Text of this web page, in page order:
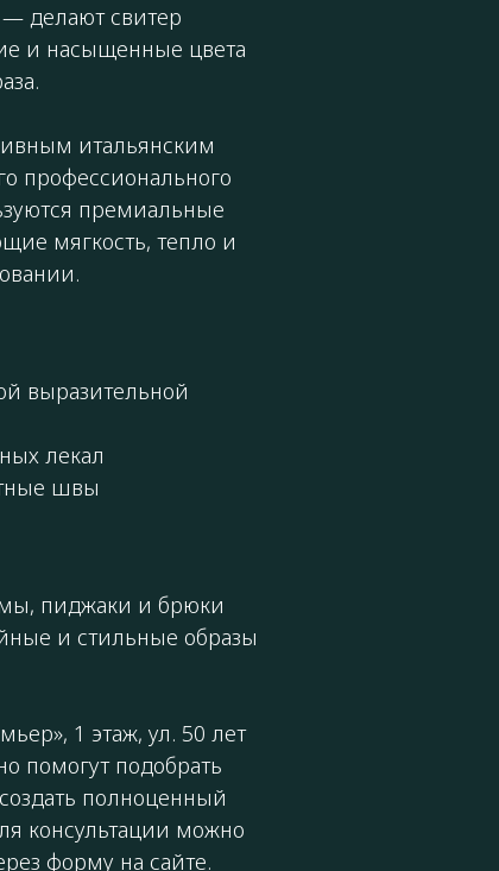
делают свитер
и насыщенные цвета
итальянским
профессионального
премиальные
мягкость, тепло и
выразительной
лекал
швы
пиджаки и брюки
и стильные образы
1 этаж, ул. 50 лет
помогут подобрать
полноценный
консультации можно
форму на сайте.